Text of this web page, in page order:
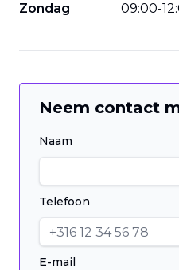
Zondag
09:00-12:
Neem contact
Naam
Telefoon
E-mail